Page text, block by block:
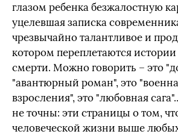
глазом ребенка безжалостную
уцелевшая записка
чрезвычайно талантливое и
котором переплетаются
смерти. Можно говорить – это
"авантюрный роман", это
взросления", это "любовная
не точны: эти страницы о том,
человеческой жизни выше